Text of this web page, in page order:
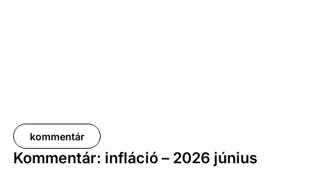
kommentár
Kommentár: infláció – 2026 június